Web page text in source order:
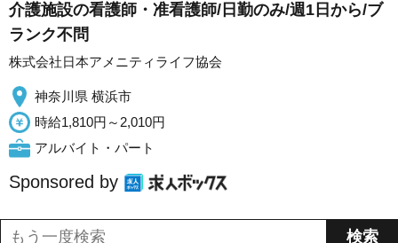
介護施設の看護師・准看護師/日勤のみ/週1日から/ブ
ランク不問
株式会社日本アメニティライフ協会
神奈川県 横浜市
時給1,810円～2,010円
アルバイト・パート
Sponsored by